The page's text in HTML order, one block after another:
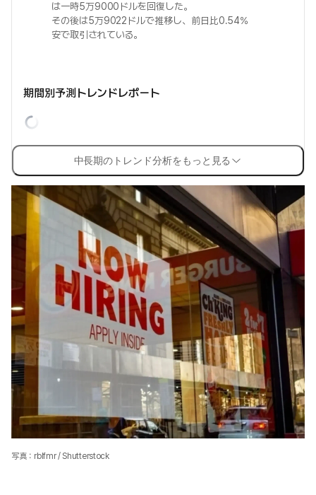
は一時5万9000ドルを回復した。
その後は5万9022ドルで推移し、前日比0.54%
安で取引されている。
期間別予測トレンドレポート
中長期のトレンド分析をもっと見る
写真：rblfmr / Shutterstock